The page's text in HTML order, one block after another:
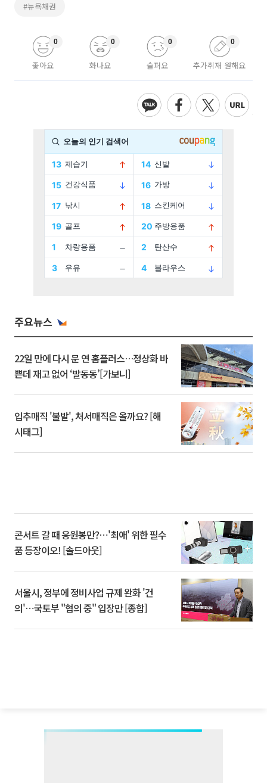
#뉴욕채권
좋아요
0
화나요
0
슬퍼요
0
추가취재 원해요
0
주요뉴스
22일 만에 다시 문 연 홈플러스…정상화 바
쁜데 재고 없어 ‘발동동’[가보니]
입추매직 '불발', 처서매직은 올까요? [해
시태그]
콘서트 갈 때 응원봉만?⋯'최애' 위한 필수
품 등장이오! [솔드아웃]
서울시, 정부에 정비사업 규제 완화 '건
의'⋯국토부 "협의 중" 입장만 [종합]